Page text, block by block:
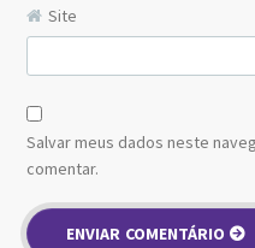
Site
Salvar meus dados neste
comentar.